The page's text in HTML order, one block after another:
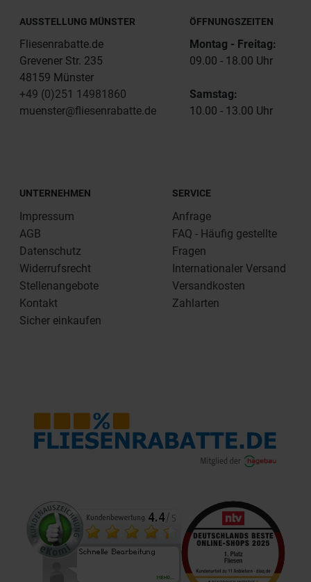
AUSSTELLUNG MÜNSTER
Fliesenrabatte.de
Grevener Str. 235
48159 Münster
+49 (0)251 14981860
muenster@fliesenrabatte.de
ÖFFNUNGSZEITEN
Montag - Freitag:
09.00 - 18.00 Uhr
Samstag:
10.00 - 13.00 Uhr
UNTERNEHMEN
Impressum
AGB
Datenschutz
Widerrufsrecht
Stellenangebote
Kontakt
Sicher einkaufen
SERVICE
Anfrage
FAQ - Häufig gestellte
Fragen
Internationaler Versand
Versandkosten
Zahlarten